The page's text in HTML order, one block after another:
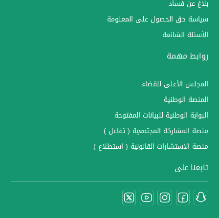
بلاغ عن فساد
سياسة حق الحصول على المعلومة
الأسئلة الشائعة
روابط مهمة
المجلس الأعلى للقضاء
المنصة الوطنية
البوابة الوطنية للبيانات المفتوحة
منصة المشاركة المجتمعية ( تفاعل )
منصة الاستشارات القانونية ( استطلاع )
تابعنا على